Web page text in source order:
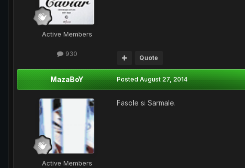
Active Members
930
Quote
MazaBoY
Active Members
PostedAugust 27, 2014
Fasole si Sarmale.